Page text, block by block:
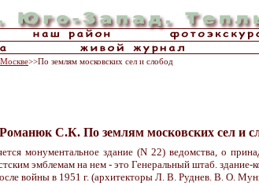
>>По землям московских сел и слобод
Романюк С.К. По землям московских сел и
монументальное здание (N 22) ведомства, о
эмблемам на нем - это Генеральный штаб. здание-
войны в 1951 г. (архитекторы Л. В. Руднев. В. О.